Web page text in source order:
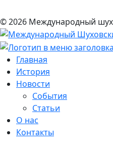
© 2026 Международный
Главная
История
Новости
События
Статьи
О нас
Контакты